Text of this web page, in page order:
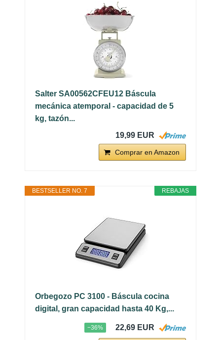
Salter SA00562CFEU12 Báscula
mecánica atemporal - capacidad de 5
kg, tazón...
19,99 EUR
Comprar en Amazon
REBAJAS
BESTSELLER NO. 7
Orbegozo PC 3100 - Báscula cocina
digital, gran capacidad hasta 40 Kg,...
−36% 22,69 EUR